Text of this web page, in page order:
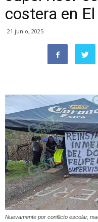
costera en
21 junio, 2025
Nuevamente por conflicto escolar,